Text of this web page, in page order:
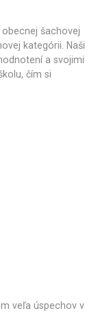
šachovej
kategórii. Naši
a svojimi
čím si
veľa úspechov v